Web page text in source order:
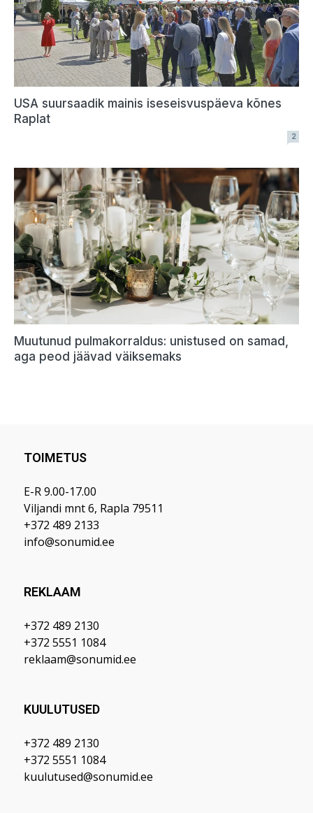
TOIMETUS
E-R 9.00-17.00
Viljandi mnt 6, Rapla 79511
+372 489 2133
info@sonumid.ee
REKLAAM
+372 489 2130
+372 5551 1084
reklaam@sonumid.ee
KUULUTUSED
+372 489 2130
+372 5551 1084
kuulutused@sonumid.ee